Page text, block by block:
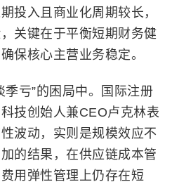
投入且商业化周期较长，
关键在于平衡短期财务健
保核心主营业务稳定。
季亏”的困局中。国际注册
技创始人兼CEO卢克林表
波动，实则是规模效应不
的结果，在供应链成本管
用弹性管理上仍存在短